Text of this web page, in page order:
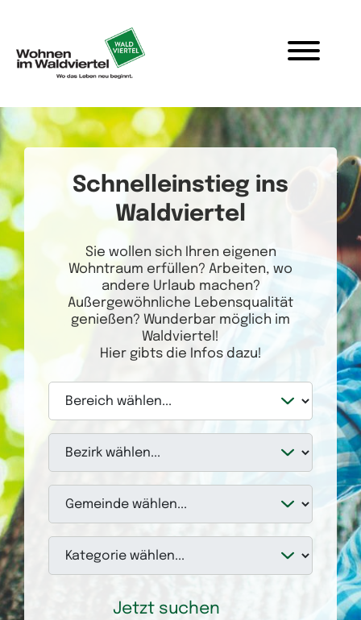
Zum Inhalt springen
Wohnen, Arbeiten und
Schnelleinstieg ins
Waldviertel
Sie wollen sich Ihren eigenen
Wohntraum erfüllen? Arbeiten, wo
andere Urlaub machen?
Außergewöhnliche Lebensqualität
genießen? Wunderbar möglich im
Waldviertel!
Hier gibts die Infos dazu!
Jetzt suchen